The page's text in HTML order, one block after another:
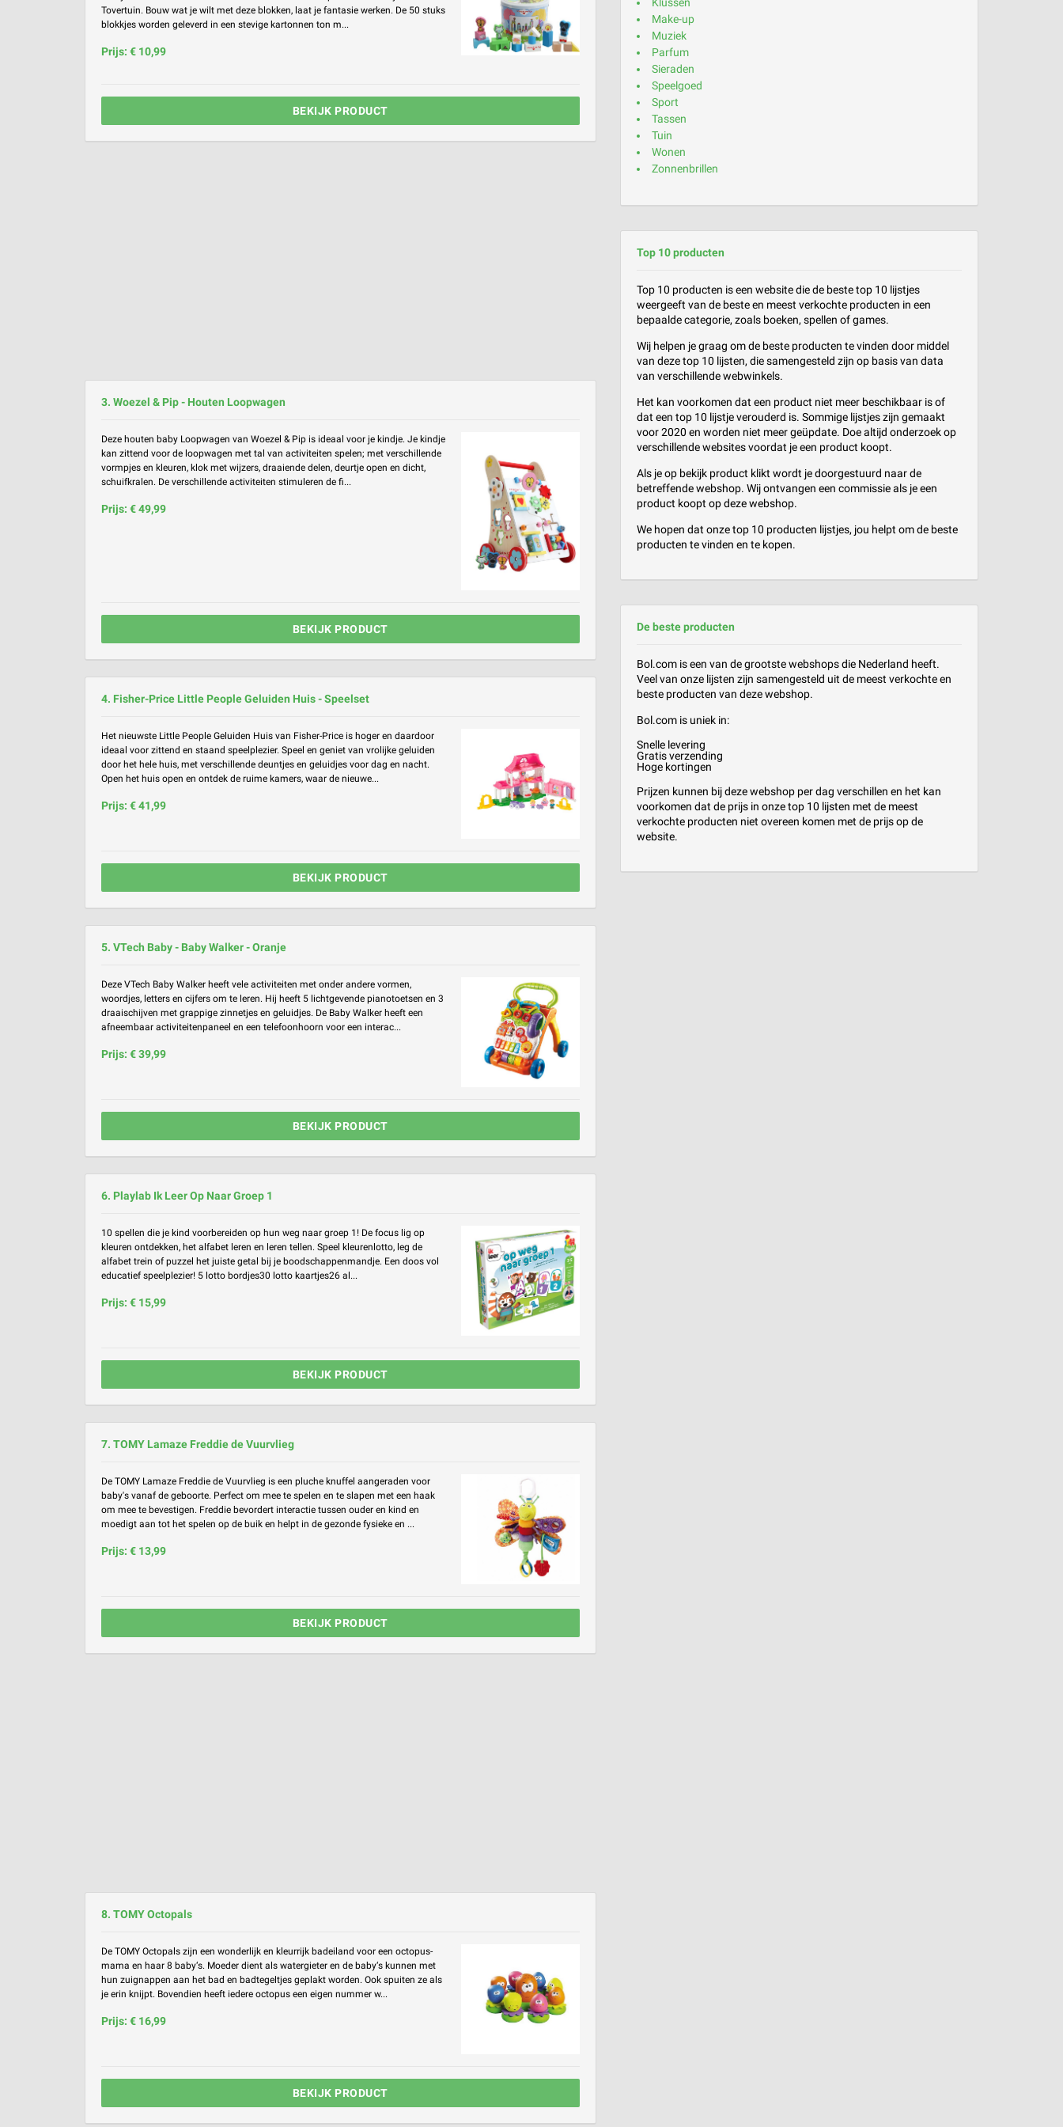
Tovertuin. Bouw wat je wilt met deze blokken, laat je fantasie werken. De 50 stuks
blokkjes worden geleverd in een stevige kartonnen ton m...
Prijs: € 10,99
BEKIJK PRODUCT
3. Woezel & Pip - Houten Loopwagen
Deze houten baby Loopwagen van Woezel & Pip is ideaal voor je kindje. Je kindje
kan zittend voor de loopwagen met tal van activiteiten spelen; met verschillende
vormpjes en kleuren, klok met wijzers, draaiende delen, deurtje open en dicht,
schuifkralen. De verschillende activiteiten stimuleren de fi...
Prijs: € 49,99
BEKIJK PRODUCT
4. Fisher-Price Little People Geluiden Huis - Speelset
Het nieuwste Little People Geluiden Huis van Fisher-Price is hoger en daardoor
ideaal voor zittend en staand speelplezier. Speel en geniet van vrolijke geluiden
door het hele huis, met verschillende deuntjes en geluidjes voor dag en nacht.
Open het huis open en ontdek de ruime kamers, waar de nieuwe...
Prijs: € 41,99
BEKIJK PRODUCT
5. VTech Baby - Baby Walker - Oranje
Deze VTech Baby Walker heeft vele activiteiten met onder andere vormen,
woordjes, letters en cijfers om te leren. Hij heeft 5 lichtgevende pianotoetsen en 3
draaischijven met grappige zinnetjes en geluidjes. De Baby Walker heeft een
afneembaar activiteitenpaneel en een telefoonhoorn voor een interac...
Prijs: € 39,99
BEKIJK PRODUCT
6. Playlab Ik Leer Op Naar Groep 1
10 spellen die je kind voorbereiden op hun weg naar groep 1! De focus lig op
kleuren ontdekken, het alfabet leren en leren tellen. Speel kleurenlotto, leg de
alfabet trein of puzzel het juiste getal bij je boodschappenmandje. Een doos vol
educatief speelplezier! 5 lotto bordjes30 lotto kaartjes26 al...
Prijs: € 15,99
BEKIJK PRODUCT
7. TOMY Lamaze Freddie de Vuurvlieg
De TOMY Lamaze Freddie de Vuurvlieg is een pluche knuffel aangeraden voor
baby's vanaf de geboorte. Perfect om mee te spelen en te slapen met een haak
om mee te bevestigen. Freddie bevordert interactie tussen ouder en kind en
moedigt aan tot het spelen op de buik en helpt in de gezonde fysieke en ...
Prijs: € 13,99
BEKIJK PRODUCT
8. TOMY Octopals
De TOMY Octopals zijn een wonderlijk en kleurrijk badeiland voor een octopus-
mama en haar 8 baby‘s. Moeder dient als watergieter en de baby‘s kunnen met
hun zuignappen aan het bad en badtegeltjes geplakt worden. Ook spuiten ze als
je erin knijpt. Bovendien heeft iedere octopus een eigen nummer w...
Prijs: € 16,99
BEKIJK PRODUCT
Make-up
Muziek
Parfum
Sieraden
Speelgoed
Sport
Tassen
Tuin
Wonen
Zonnenbrillen
Top 10 producten
Top 10 producten is een website die de beste top 10 lijstjes
weergeeft van de beste en meest verkochte producten in een
bepaalde categorie, zoals boeken, spellen of games.
Wij helpen je graag om de beste producten te vinden door middel
van deze top 10 lijsten, die samengesteld zijn op basis van data
van verschillende webwinkels.
Het kan voorkomen dat een product niet meer beschikbaar is of
dat een top 10 lijstje verouderd is. Sommige lijstjes zijn gemaakt
voor 2020 en worden niet meer geüpdate. Doe altijd onderzoek op
verschillende websites voordat je een product koopt.
Als je op bekijk product klikt wordt je doorgestuurd naar de
betreffende webshop. Wij ontvangen een commissie als je een
product koopt op deze webshop.
We hopen dat onze top 10 producten lijstjes, jou helpt om de beste
producten te vinden en te kopen.
De beste producten
Bol.com is een van de grootste webshops die Nederland heeft.
Veel van onze lijsten zijn samengesteld uit de meest verkochte en
beste producten van deze webshop.
Bol.com is uniek in:
Snelle levering
Gratis verzending
Hoge kortingen
Prijzen kunnen bij deze webshop per dag verschillen en het kan
voorkomen dat de prijs in onze top 10 lijsten met de meest
verkochte producten niet overeen komen met de prijs op de
website.